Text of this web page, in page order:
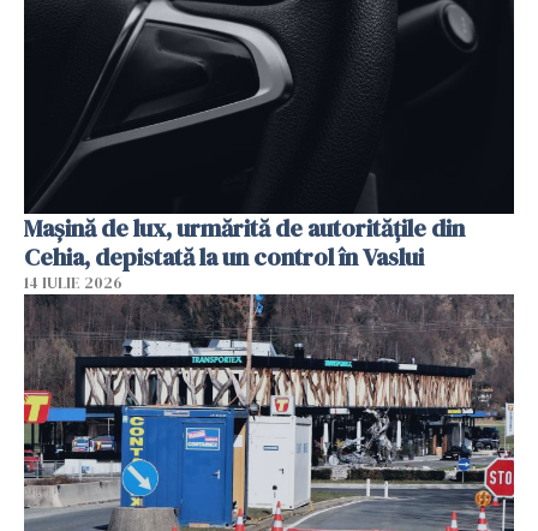
Mașină de lux, urmărită de autoritățile din
Cehia, depistată la un control în Vaslui
14 IULIE 2026